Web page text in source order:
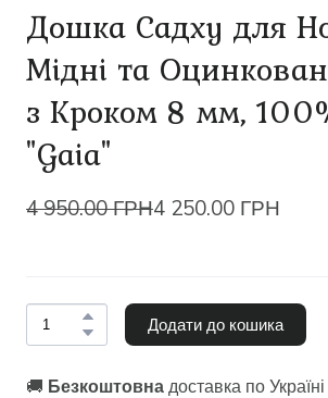
Дошка Садху для
Мідні та
з Кроком 8 мм,
"Gaia"
4 950.00 ГРН4 250.00 ГРН
Додати до кошика
🚚 Безкоштовна доставка по